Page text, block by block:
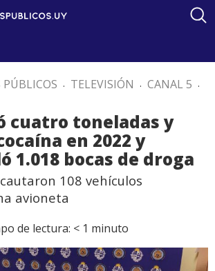
. TELEVISIÓN . CANAL 5 .
cuatro toneladas y
en 2022 y
1.018 bocas de droga
108 vehículos
avioneta
de lectura: < 1 minuto